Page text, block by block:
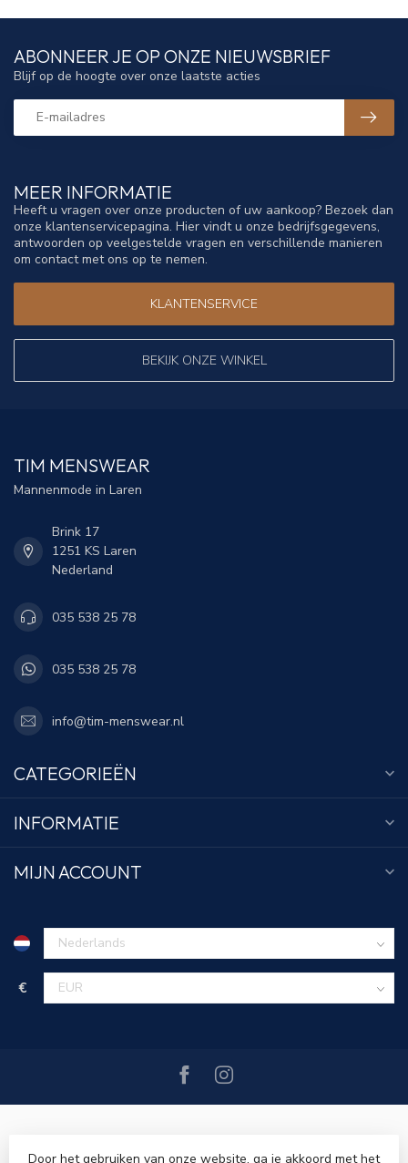
MEER INFORMATIE
Heeft u vragen over onze producten of uw aankoop? Bezoek dan
onze klantenservicepagina. Hier vindt u onze bedrijfsgegevens,
antwoorden op veelgestelde vragen en verschillende manieren
om contact met ons op te nemen.
KLANTENSERVICE
BEKIJK ONZE WINKEL
ABONNEER JE OP ONZE NIEUWSBRIEF
Blijf op de hoogte over onze laatste acties
TIM MENSWEAR
Mannenmode in Laren
Brink 17
1251 KS Laren
Nederland
035 538 25 78
035 538 25 78
info@tim-menswear.nl
CATEGORIEËN
INFORMATIE
MIJN ACCOUNT
€
Door het gebruiken van onze website, ga je akkoord met het